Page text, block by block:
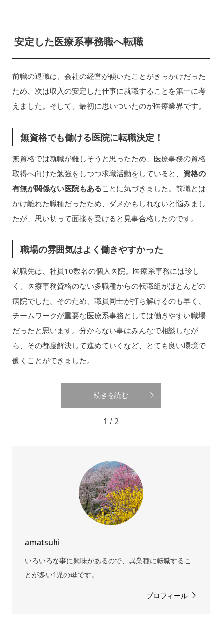
安定した医療系事務職へ転職
前職の退職は、会社の経営が傾いたことがきっかけだった
ため、次は収入の安定した仕事に就職することを第一に考
えました。そして、最初に思いついたのが医療業界です。
無資格でも働ける医院に転職決定！
無資格では就職が難しそうと思ったため、医療事務の資格
取得へ向けた勉強をしつつ求職活動をしていると、 資格の
有無が関係ない医院もあることに気づきました。前職とは
かけ離れた職種だったため、ダメかもしれないと悩みまし
たが、思い切って面接を受けると見事合格したのです。
職場の雰囲気はよく働きやすかった
就職先は、社員10数名の個人医院。医療系事務には珍し
く、医療事務資格のない多職種からの転職組がほとんどの
病院でした。そのため、職員同士が打ち解けるのも早く、
チームワークが重要な医療系事務としては働きやすい職場
だったと思います。分からない事はみんなで相談しなが
ら、その都度解決して進めていくなど、とても良い環境で
働くことができました。
続きを読む
1 / 2
amatsuhi
いろいろな事に興味があるので、異業種に転職するこ
とが多い1児の母です。
プロフィール